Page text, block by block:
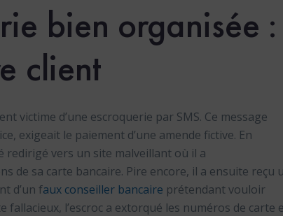
bien organisée :
client
victime d’une escroquerie par SMS. Ce message
exigeait le paiement d’une amende fictive. En
vers un site malveillant où il a
de sa carte bancaire. Pire encore, il a ensuite reçu
d’un faux conseiller bancaire prétendant vouloir
fallacieux, l’escroc a extorqué les numéros de carte